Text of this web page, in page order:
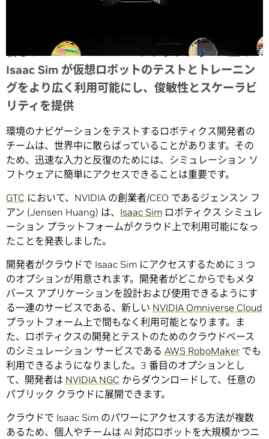
新しい Omniverse Cloud プラットフォーム上の
Isaac Sim が仮想ロボットのテストとトレーニン
グをより広く利用可能にし、俊敏性とスケーラビ
リティを提供
環境のナビゲーションをテストするロボティクス開発者の
チームは、世界中に散らばっていることがあります。その
ため、迅速な入力と反復のためには、シミュレーション ソ
フトウェアに簡単にアクセスできることは重要です。
GTC において、NVIDIA の創業者/CEO であるジェンスン フ
アン (Jensen Huang) は、 Isaac Sim ロボティクス シミュレ
ーション プラットフォームがクラウド上で利用可能になっ
たことを発表しました。
開発者がクラウドで Isaac Sim にアクセスするために 3 つ
のオプションが用意されます。開発者がどこからでもメタ
バース アプリケーションを設計および使用できるようにす
る一連のサービスである、新しい NVIDIA Omniverse Cloud
プラットフォーム上で間もなく利用可能となります。ま
た、ロボティクスの開発とテストのためのクラウドベース
のシミュレーション サービスである AWS RoboMaker でも
利用できるようになりました。3 番目のオプションとし
て、開発者は NVIDIA NGC からダウンロードして、任意の
パブリック クラウドに展開できます。
クラウドで Isaac Sim のパワーにアクセスする方法が複数
あるため、個人やチームは AI 対応ロボットを大規模かつニ